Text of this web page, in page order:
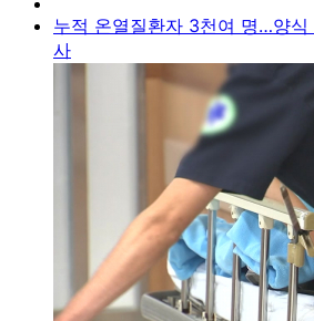
누적 온열질환자 3천여 명…양식
사